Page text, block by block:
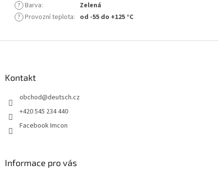
? Barva:
Zelená
? Provozní teplota: od -55 do +125 °C
Kontakt
obchod@deutsch.cz
+420 545 234 440
Facebook Imcon
Informace pro vás